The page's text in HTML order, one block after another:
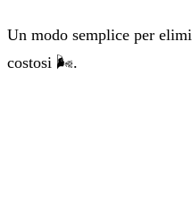
Un modo semplice per
costosi 🌬️.